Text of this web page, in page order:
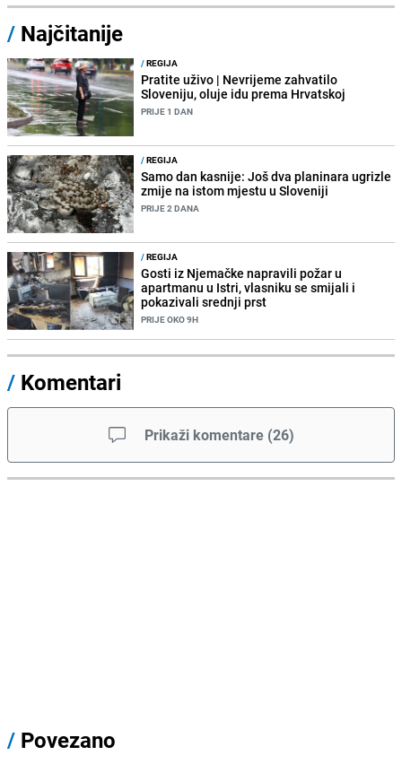
/ Najčitanije
/REGIJA
Pratite uživo | Nevrijeme zahvatilo
Sloveniju, oluje idu prema Hrvatskoj
PRIJE 1 DAN
/REGIJA
Samo dan kasnije: Još dva planinara ugrizle
zmije na istom mjestu u Sloveniji
PRIJE 2 DANA
/REGIJA
Gosti iz Njemačke napravili požar u
apartmanu u Istri, vlasniku se smijali i
pokazivali srednji prst
PRIJE OKO 9H
/ Komentari
Prikaži komentare (26)
/ Povezano